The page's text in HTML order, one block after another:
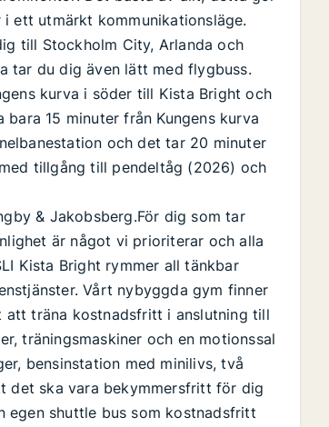
ett utmärkt kommunikationsläge.
till Stockholm City, Arlanda och
tar du dig även lätt med flygbuss.
kurva i söder till Kista Bright och
15 minuter från Kungens kurva
och det tar 20 minuter
tillgång till pendeltåg (2026) och
& Jakobsberg.För dig som tar
är något vi prioriterar och alla
Kista Bright rymmer all tänkbar
Vårt nybyggda gym finner
att träna kostnadsfritt i anslutning till
träningsmaskiner och en motionssal
bensinstation med minilivs, två
det ska vara bekymmersfritt för dig
shuttle bus som kostnadsfritt